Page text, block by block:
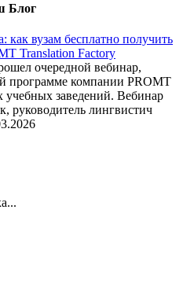
Блог
вузам бесплатно получить
Translation Factory
очередной вебинар,
программе компании PROMT
учебных заведений. Вебинар
руководитель лингвистич